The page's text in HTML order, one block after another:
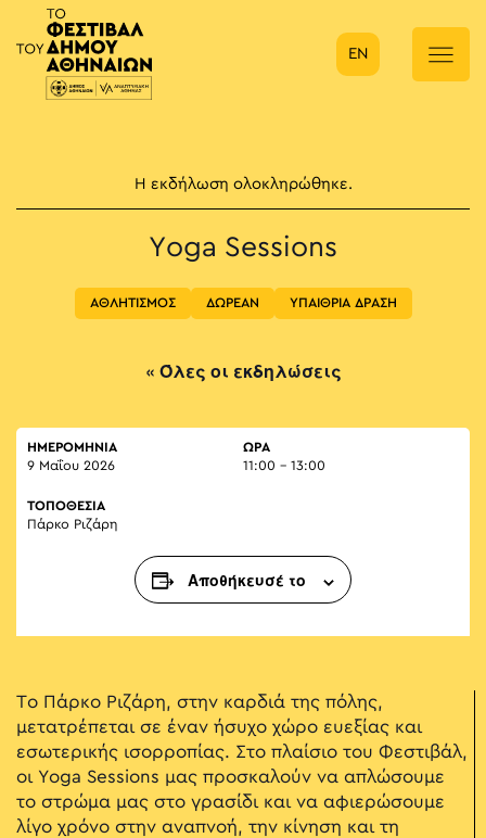
Κύρια πλοήγηση
EN
Η εκδήλωση ολοκληρώθηκε.
Yoga Sessions
ΑΘΛΗΤΙΣΜΟΣ ΔΩΡΕΑΝ ΥΠΑΙΘΡΙΑ ΔΡΑΣΗ
« Όλες οι εκδηλώσεις
ΗΜΕΡΟΜΗΝΙΑ
9 Μαΐου 2026
ΏΡΑ
11:00 - 13:00
ΤΟΠΟΘΕΣΙΑ
Πάρκο Ριζάρη
Αποθήκευσέ το
Το Πάρκο Ριζάρη, στην καρδιά της πόλης,
μετατρέπεται σε έναν ήσυχο χώρο ευεξίας και
εσωτερικής ισορροπίας. Στο πλαίσιο του Φεστιβάλ,
οι Yoga Sessions μας προσκαλούν να απλώσουμε
το στρώμα μας στο γρασίδι και να αφιερώσουμε
λίγο χρόνο στην αναπνοή, την κίνηση και τη